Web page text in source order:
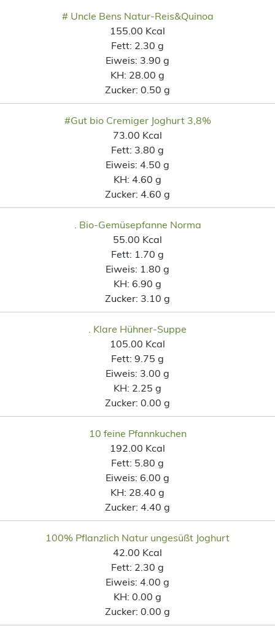
# Uncle Bens Natur-Reis&Quinoa
155.00 Kcal
Fett: 2.30 g
Eiweis: 3.90 g
KH: 28.00 g
Zucker: 0.50 g
#Gut bio Cremiger Joghurt 3,8%
73.00 Kcal
Fett: 3.80 g
Eiweis: 4.50 g
KH: 4.60 g
Zucker: 4.60 g
. Bio-Gemüsepfanne Norma
55.00 Kcal
Fett: 1.70 g
Eiweis: 1.80 g
KH: 6.90 g
Zucker: 3.10 g
. Klare Hühner-Suppe
105.00 Kcal
Fett: 9.75 g
Eiweis: 3.00 g
KH: 2.25 g
Zucker: 0.00 g
10 feine Pfannkuchen
192.00 Kcal
Fett: 5.80 g
Eiweis: 6.00 g
KH: 28.40 g
Zucker: 4.40 g
100% Pflanzlich Natur ungesüßt Joghurt
42.00 Kcal
Fett: 2.30 g
Eiweis: 4.00 g
KH: 0.00 g
Zucker: 0.00 g